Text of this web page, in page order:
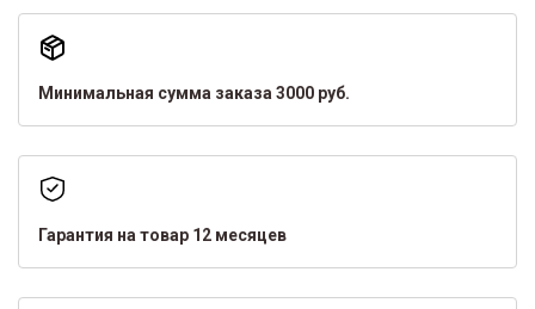
Минимальная сумма заказа 3000 руб.
Гарантия на товар 12 месяцев